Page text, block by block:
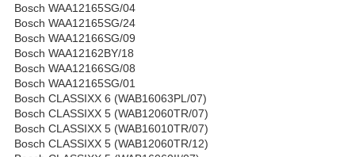
Bosch WAA12165SG/04
Bosch WAA12165SG/24
Bosch WAA12166SG/09
Bosch WAA12162BY/18
Bosch WAA12166SG/08
Bosch WAA12165SG/01
Bosch CLASSIXX 6 (WAB16063PL/07)
Bosch CLASSIXX 5 (WAB12060TR/07)
Bosch CLASSIXX 5 (WAB16010TR/07)
Bosch CLASSIXX 5 (WAB12060TR/12)